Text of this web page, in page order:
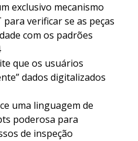
exclusivo mecanismo
verificar se as peças
com os padrões
que os usuários
dados digitalizados
uma linguagem de
poderosa para
de inspeção